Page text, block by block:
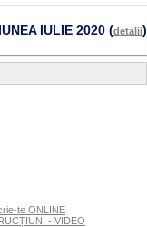
IULIE 2020 (detalii)
te ONLINE
- VIDEO